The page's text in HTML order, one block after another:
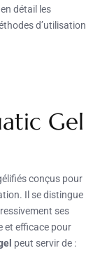
détail les
d’utilisation
Gel
conçus pour
Il se distingue
ses
et efficace pour
peut servir de :